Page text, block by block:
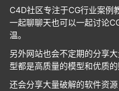
C4D社区专注于CG行业案例
一起聊聊天也可以一起讨论
温。
另外网站也会不定期的分享
型都是高质量的模型和优质的
还会分享大量破解的软件资